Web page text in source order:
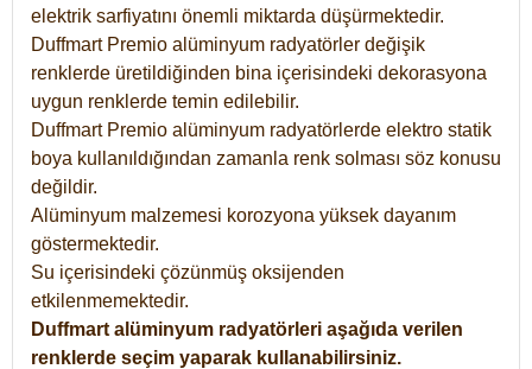
elektrik sarfiyatını önemli miktarda düşürmektedir.
Duffmart Premio alüminyum radyatörler değişik
renklerde üretildiğinden bina içerisindeki dekorasyona
uygun renklerde temin edilebilir.
Duffmart Premio alüminyum radyatörlerde elektro statik
boya kullanıldığından zamanla renk solması söz konusu
değildir.
Alüminyum malzemesi korozyona yüksek dayanım
göstermektedir.
Su içerisindeki çözünmüş oksijenden
etkilenmemektedir.
Duffmart alüminyum radyatörleri aşağıda verilen
renklerde seçim yaparak kullanabilirsiniz.